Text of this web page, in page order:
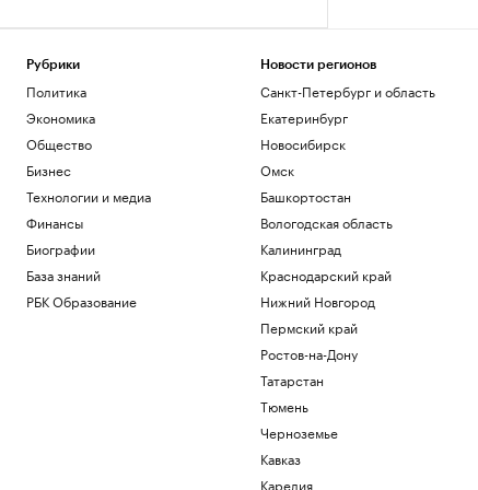
Рубрики
Политика
Экономика
Общество
Бизнес
Технологии и медиа
Финансы
Биографии
База знаний
РБК Образование
Новости регионов
Санкт-Петербург и область
Екатеринбург
Новосибирск
Омск
Башкортостан
Вологодская область
Калининград
Краснодарский край
Нижний Новгород
Пермский край
Ростов-на-Дону
Татарстан
Тюмень
Черноземье
Кавказ
Карелия